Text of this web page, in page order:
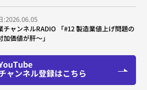
:2026.06.05
チャンネルRADIO 「#12 製造業値上げ問題の
加価値が肝～」
ャンネル登録はこちら